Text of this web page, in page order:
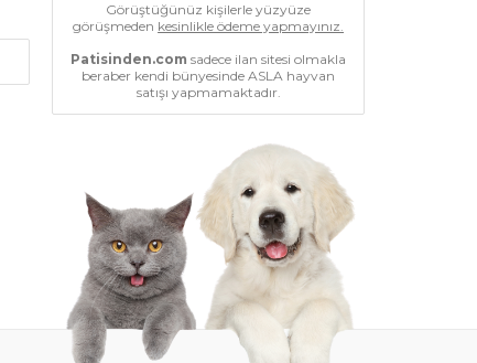
Görüştüğünüz kişilerle yüzyüze
görüşmeden kesinlikle ödeme yapmayınız.
Patisinden.com sadece ilan sitesi olmakla
beraber kendi bünyesinde ASLA hayvan
satışı yapmamaktadır.